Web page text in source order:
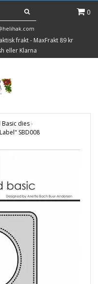
0
frakt - MaxFrakt 89 kr
eller Klarna
Basic dies›
SBD008